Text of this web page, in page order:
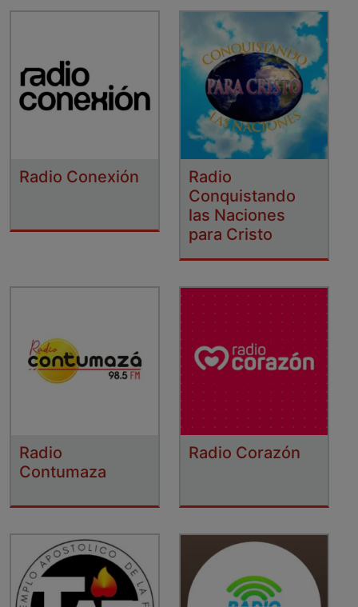
Radio Conexión
Radio
Conquistando
las Naciones
para Cristo
Radio
Contumaza
Radio Corazón